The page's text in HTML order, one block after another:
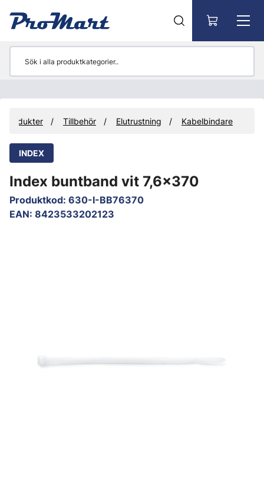
Produkter Tillbehör Elutrustning Kabelbindare
INDEX
Index buntband vit 7,6x370
Produktkod: 630-I-BB76370
EAN: 8423533202123